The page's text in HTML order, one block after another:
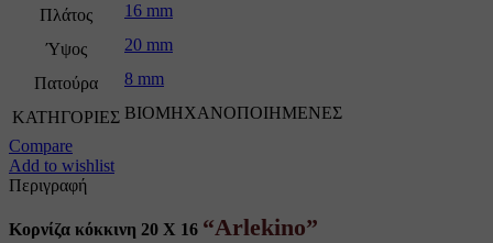
Πλάτος 16 mm
Ύψος 20 mm
Πατούρα 8 mm
ΚΑΤΗΓΟΡΙΕΣ ΒΙΟΜΗΧΑΝΟΠΟΙΗΜΕΝΕΣ
Compare
Add to wishlist
Περιγραφή
Κορνίζα κόκκινη 20 Χ 16 “Arlekino”